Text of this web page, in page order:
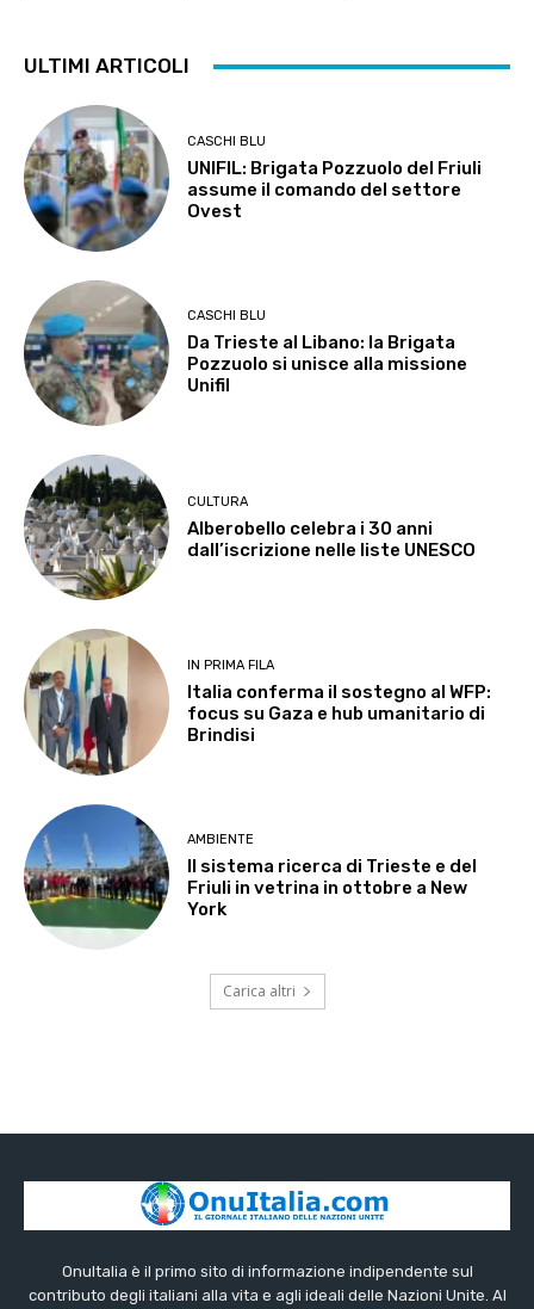
ULTIMI ARTICOLI
CASCHI BLU
UNIFIL: Brigata Pozzuolo del Friuli
assume il comando del settore
Ovest
CASCHI BLU
Da Trieste al Libano: la Brigata
Pozzuolo si unisce alla missione
Unifil
CULTURA
Alberobello celebra i 30 anni
dall’iscrizione nelle liste UNESCO
IN PRIMA FILA
Italia conferma il sostegno al WFP:
focus su Gaza e hub umanitario di
Brindisi
AMBIENTE
Il sistema ricerca di Trieste e del
Friuli in vetrina in ottobre a New
York
Carica altri
OnuItalia è il primo sito di informazione indipendente sul
contributo degli italiani alla vita e agli ideali delle Nazioni Unite. Al